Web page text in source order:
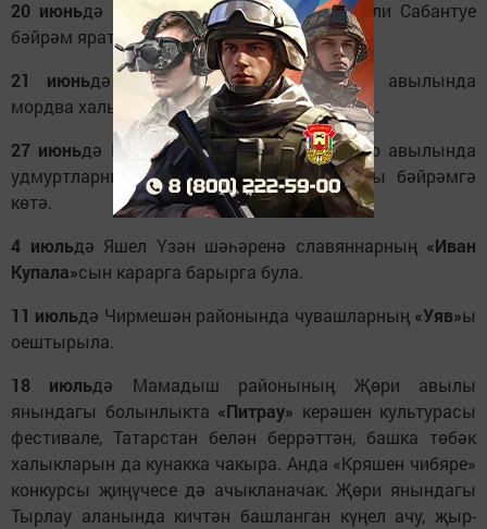
20 июньдә Казанда татар халкының милли Сабантуе
бәйрәм яратучыларны үзенә җыя.
21 июньдә Тәтеш районының Килдеш авылында
мордва халык бәйрәме«Валда шинясь»үтә.
27 июньдә Мамадыш районының Пойкино авылында
удмуртларның«Гырон быдтон»ы халыкны бәйрәмгә
көтә.
4 июльдә Яшел Үзән шәһәренә славяннарның «Иван
Купала»сын карарга барырга була.
11 июльдә Чирмешән районында чувашларның «Уяв»ы
оештырыла.
18 июльдә Мамадыш районының Җөри авылы
янындагы болынлыкта «Питрау» керәшен культурасы
фестивале, Татарстан белән беррәттән, башка төбәк
халыкларын да кунакка чакыра. Анда «Кряшен чибяре»
конкурсы җиңүчесе дә ачыкланачак. Җөри янындагы
Тырлау аланында кичтән башланган күңел ачу, җыр-